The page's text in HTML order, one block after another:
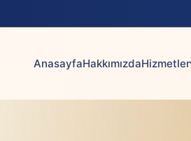
AnasayfaHakkımızdaHizmetler